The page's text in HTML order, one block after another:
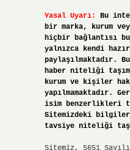
Yasal Uyarı:
Bu
bir marka, kurum
hiçbir bağlantısı
yalnızca kendi
paylaşılmaktadır.
haber niteliği
kurum ve kişiler
yapılmamaktadır.
isim benzerlikleri
Sitemizdeki
tavsiye niteliği
Sitemiz, 5651